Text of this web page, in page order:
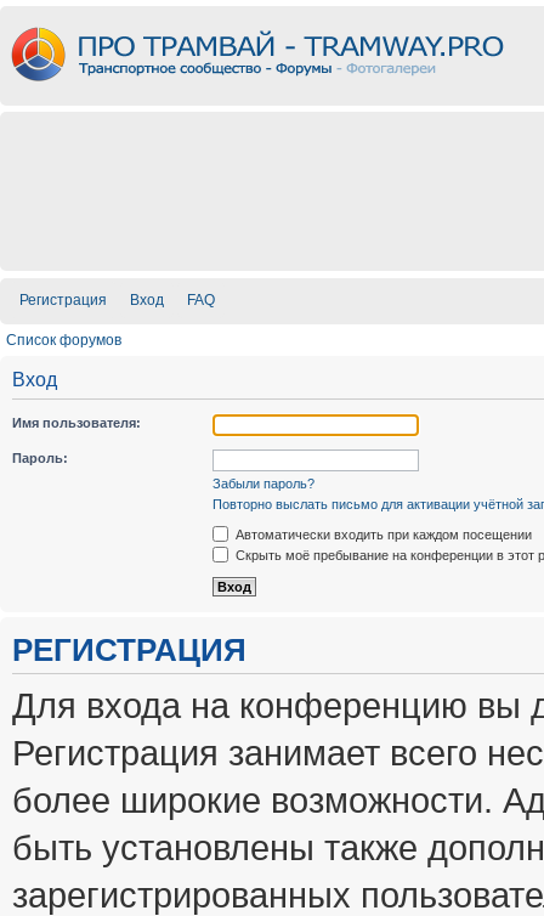
Регистрация Вход FAQ
Список форумов
Вход
Имя пользователя:
Пароль:
Забыли пароль?
Повторно выслать письмо для активации учётной
Автоматически входить при каждом посещении
Скрыть моё пребывание на конференции в этот
РЕГИСТРАЦИЯ
Для входа на конференцию вы
Регистрация занимает всего
более широкие возможности.
быть установлены также
зарегистрированных